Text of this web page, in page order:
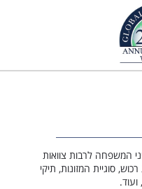
המשפחה לרבות צוואות
סוגיית המזונות, תיקי